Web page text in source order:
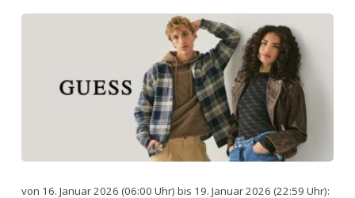
von 16. Januar 2026 (06:00 Uhr) bis 19. Januar 2026 (22:59 Uhr):